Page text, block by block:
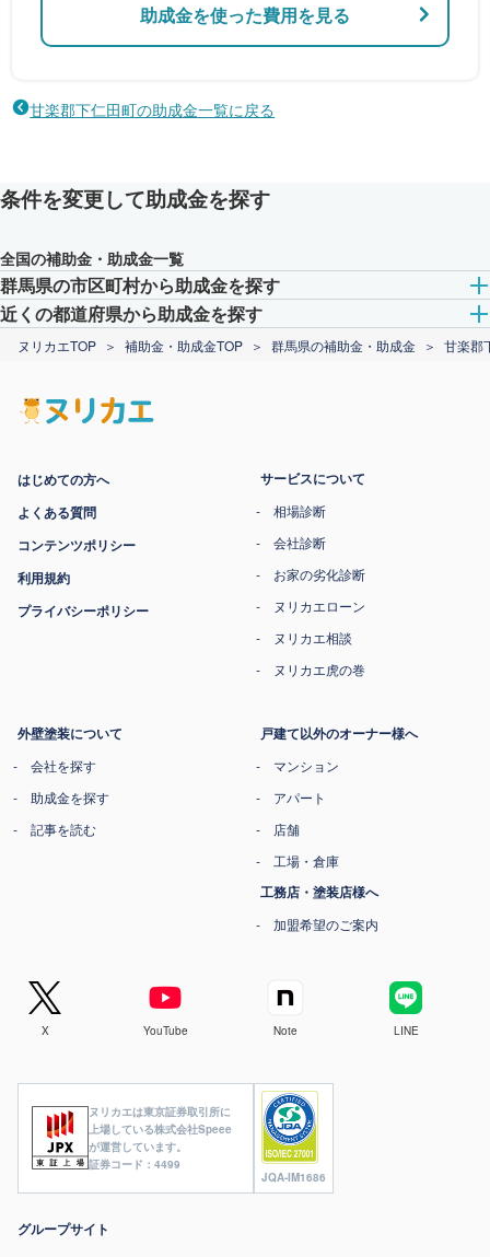
助成金を使った費用を見る
甘楽郡下仁田町の助成金一覧に戻る
条件を変更して助成金を探す
全国の補助金・助成金一覧
群馬県の市区町村から助成金を探す
近くの都道府県から助成金を探す
ヌリカエTOP 補助金・助成金TOP 群馬県の補助金・助成金 甘楽郡
ヌリカエは東京証券取引所に
上場している株式会社Speee
が運営しています。
証券コード：4499
JQA-IM1686
はじめての方へ
よくある質問
コンテンツポリシー
利用規約
プライバシーポリシー
サービスについて
相場診断
会社診断
お家の劣化診断
ヌリカエローン
ヌリカエ相談
ヌリカエ虎の巻
外壁塗装について
会社を探す
助成金を探す
記事を読む
戸建て以外のオーナー様へ
マンション
アパート
店舗
工場・倉庫
工務店・塗装店様へ
加盟希望のご案内
X YouTube Note LINE
グループサイト